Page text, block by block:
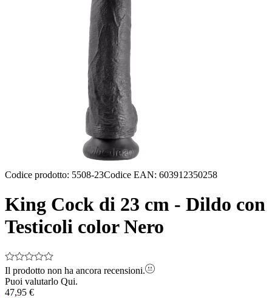
Codice prodotto: 5508-23Codice EAN: 603912350258
King Cock di 23 cm - Dildo con
Testicoli color Nero
Il prodotto non ha ancora recensioni.
Puoi valutarlo Qui.
47,95 €